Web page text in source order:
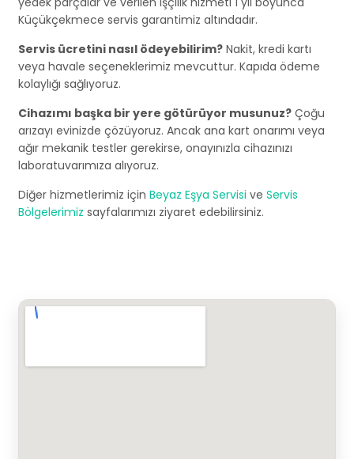
Küçükçekmece servis garantimiz altındadır.
Servis ücretini nasıl ödeyebilirim? Nakit, kredi kartı
veya havale seçeneklerimiz mevcuttur. Kapıda ödeme
kolaylığı sağlıyoruz.
Cihazımı başka bir yere götürüyor musunuz? Çoğu
arızayı evinizde çözüyoruz. Ancak ana kart onarımı veya
ağır mekanik testler gerekirse, onayınızla cihazınızı
laboratuvarımıza alıyoruz.
Diğer hizmetlerimiz için Beyaz Eşya Servisi ve Servis
Bölgelerimiz sayfalarımızı ziyaret edebilirsiniz.